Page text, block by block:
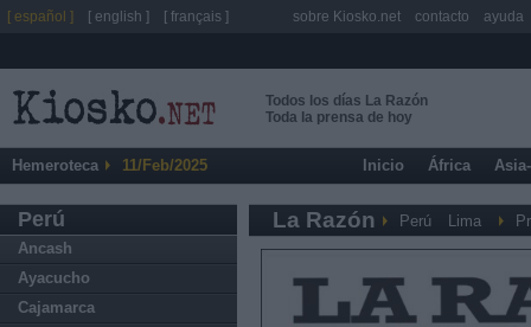
Todos los días La Razón
Toda la prensa de hoy
Hemeroteca 11/Feb/2025 Inicio África
Perú
Ancash
Ayacucho
Cajamarca
La Razón Perú Lima
[ español ] [ english ] [ français ] sobre Kiosko.net contacto ayuda